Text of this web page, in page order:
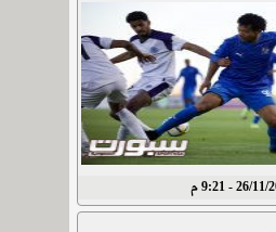
- 9:21 م